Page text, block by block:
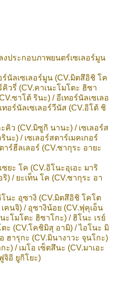
งประกอบภาพยนตร์เซเลอร์มูน
ร์นัลเซเลอร์มูน (CV.มิตสึอิชิ โค
คิวรี่ (CV.คาเนะโมโตะ ฮิซา
ซาโต้ รินะ) / อีเทอร์นัลเซเลอ
อร์นัลเซเลอร์วีนัส (CV.อิโต้ ชิ
ะคิว (CV.มิซูกิ นานะ) / เซเลอร์ส
นะ) / เซเลอร์สตาร์เมคเกอร์
าร์ฮีลเลอร์ (CV.ซากุระ อายะ
ซยะ โค (CV.อิโนะอุเอะ มาริ
) / ยะเท็น โค (CV.ซากุระ อา
นะ อุซางิ (CV.มิตสึอิชิ โคโต
คนจิ) / อุซางิน้อย (CV.ฟุคุเอ็น
ะโมโตะ ฮิซาโกะ) / ฮิโนะ เรย์
ะ (CV.โคชิมิสุ อามิ) / ไอโนะ มิ
ฮารุกะ (CV.มินางาวะ จุนโกะ)
) / เมโอ เซ็ตสึนะ (CV.มาเอะ
จิอิ ยูกิโยะ)